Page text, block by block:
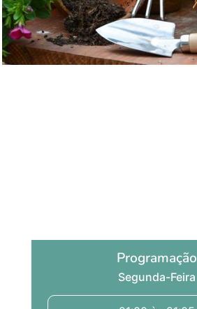
Programação
Segunda-Feira